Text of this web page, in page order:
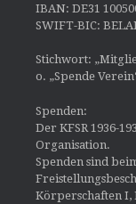
IBAN: DE31
SWIFT-BIC:
Stichwort:
o. „Spende
Spenden:
Der KFSR 1936-
Organisation.
Spenden sind
Körperschaften I,